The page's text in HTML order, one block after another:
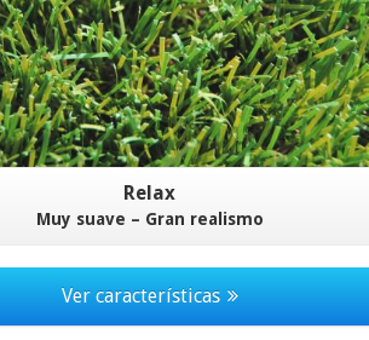
Relax
Muy suave – Gran realismo
Ver características